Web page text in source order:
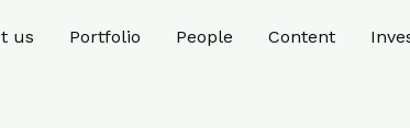
us Portfolio People Content